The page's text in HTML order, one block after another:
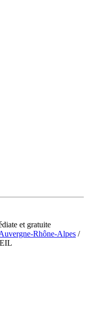
et gratuite
Rhône-Alpes /